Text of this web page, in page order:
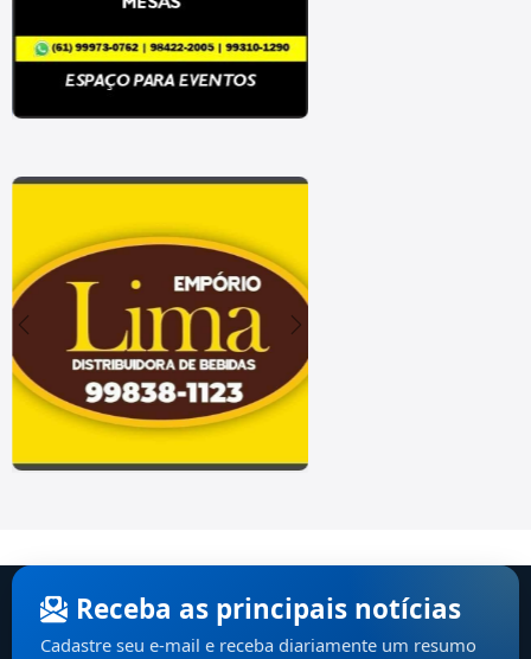
Receba as principais notícias
Cadastre seu e-mail e receba diariamente um resumo